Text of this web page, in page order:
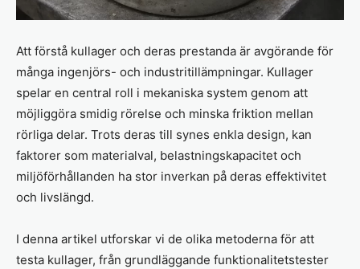
Att förstå kullager och deras prestanda är avgörande för
många ingenjörs- och industritillämpningar. Kullager
spelar en central roll i mekaniska system genom att
möjliggöra smidig rörelse och minska friktion mellan
rörliga delar. Trots deras till synes enkla design, kan
faktorer som materialval, belastningskapacitet och
miljöförhållanden ha stor inverkan på deras effektivitet
och livslängd.
I denna artikel utforskar vi de olika metoderna för att
testa kullager, från grundläggande funktionalitetstester